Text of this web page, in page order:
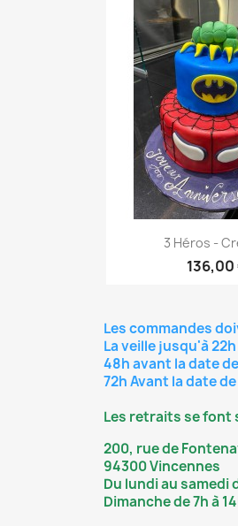
Aperçu
3 Héros -
136,00
Les commandes
La veille jusqu'à
48h avant la date
72h Avant la date
Les retraits se font
200, rue de
94300 Vincennes
Du lundi au samedi
Dimanche de 7h à